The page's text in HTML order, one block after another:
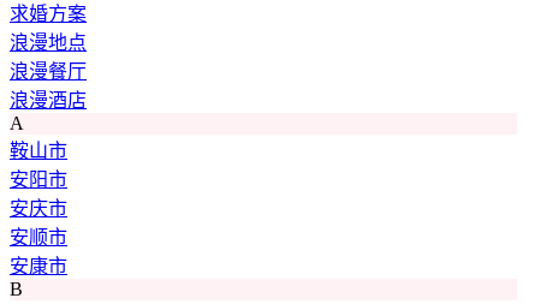
求婚方案
浪漫地点
浪漫餐厅
浪漫酒店
A
鞍山市
安阳市
安庆市
安顺市
安康市
B